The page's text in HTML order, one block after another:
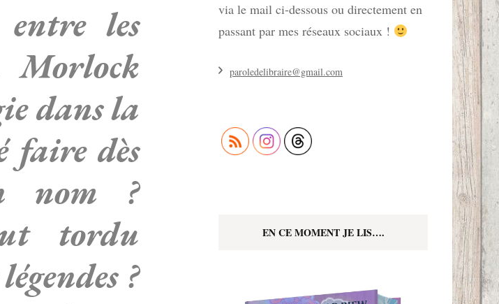
les
Morlock
dans la
faire dès
nom ?
tordu
?
via le mail ci-dessous ou directement en
passant par mes réseaux sociaux !
paroledelibraire@gmail.com
EN CE MOMENT JE LIS….